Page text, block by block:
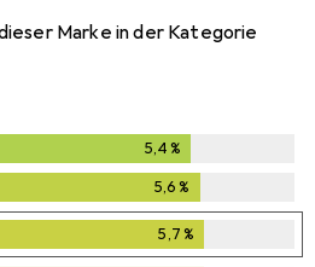
Marke in der Kategorie
5,4 %
5,6 %
5,7 %